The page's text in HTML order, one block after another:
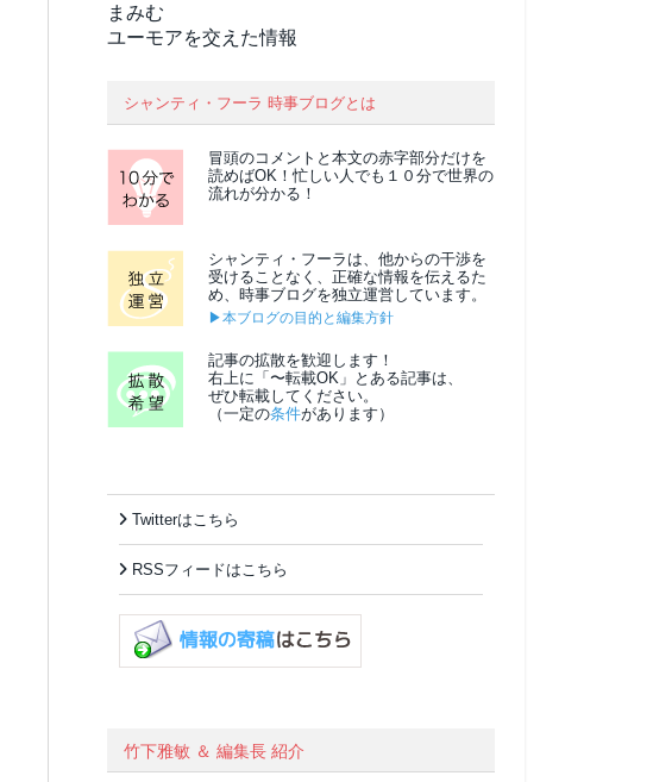
まみむ
ユーモアを交えた情報
シャンティ・フーラ 時事ブログとは
冒頭のコメントと本文の赤字部分だけを
読めばOK！忙しい人でも１０分で世界の
流れが分かる！
シャンティ・フーラは、他からの干渉を
受けることなく、正確な情報を伝えるた
め、時事ブログを独立運営しています。
▶本ブログの目的と編集方針
記事の拡散を歓迎します！
右上に「〜転載OK」とある記事は、
ぜひ転載してください。
（一定の条件があります）
Twitterはこちら
RSSフィードはこちら
竹下雅敏 ＆ 編集長 紹介